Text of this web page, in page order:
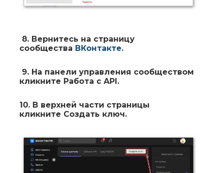
8. Вернитесь на страницу
сообщества ВКонтакте.
9. На панели управления сообществом
кликните Работа с API .
10. В верхней части страницы
кликните Создать ключ.